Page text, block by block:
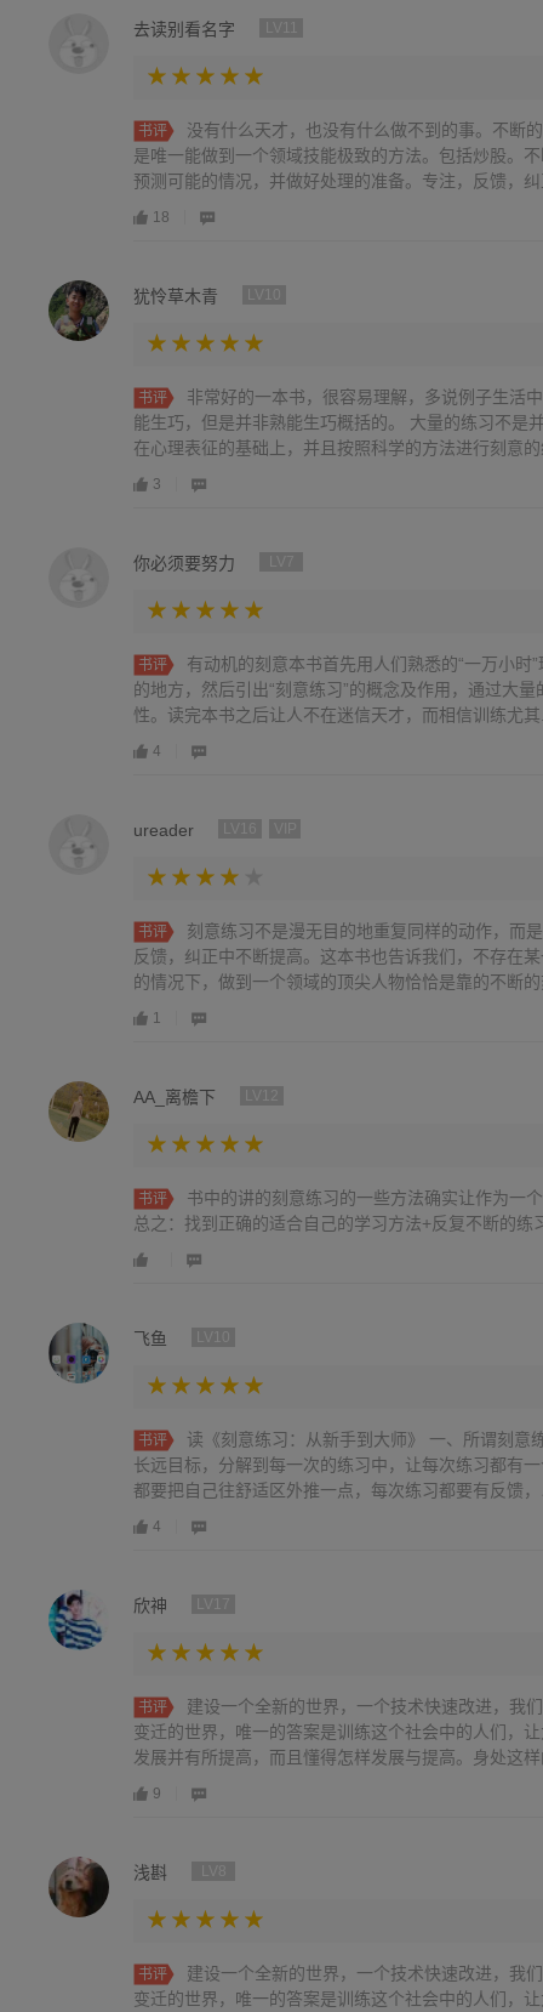
去读别看名字
书评
没有什么天才，也没有什么做不到的事。不断
是唯一能做到一个领域技能极致的方法。包括炒股。
预测可能的情况，并做好处理的准备。专注，反馈，
18
犹怜草木青
书评
非常好的一本书，很容易理解，多说例子生活
能生巧，但是并非熟能生巧概括的。 大量的练习不是
在心理表征的基础上，并且按照科学的方法进行刻意
3
你必须要努力
书评
有动机的刻意本书首先用人们熟悉的“一万小时
的地方，然后引出“刻意练习”的概念及作用，通过大
性。读完本书之后让人不在迷信天才，而相信训练尤
4
ureader
书评
刻意练习不是漫无目的地重复同样的动作，而
反馈，纠正中不断提高。这本书也告诉我们，不存在
的情况下，做到一个领域的顶尖人物恰恰是靠的不断
1
AA_离檐下
书评
书中的讲的刻意练习的一些方法确实让作为一
总之：找到正确的适合自己的学习方法+反复不断的练
飞鱼
书评
读《刻意练习：从新手到大师》 一、所谓刻意
长远目标，分解到每一次的练习中，让每次练习都有
都要把自己往舒适区外推一点，每次练习都要有反馈
4
欣神
书评
建设一个全新的世界，一个技术快速改进，我
变迁的世界，唯一的答案是训练这个社会中的人们，
发展并有所提高，而且懂得怎样发展与提高。身处这
9
浅斟
书评
建设一个全新的世界，一个技术快速改进，我
变迁的世界，唯一的答案是训练这个社会中的人们，